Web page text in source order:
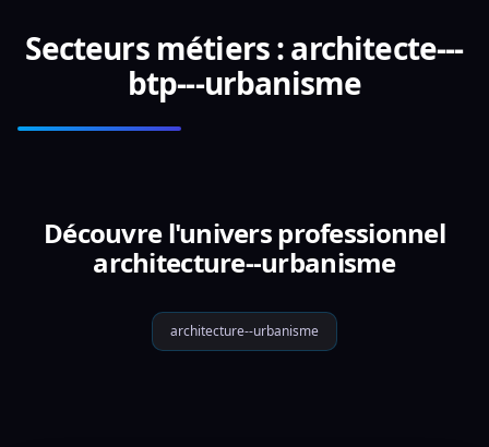
Secteurs métiers : architecte---
btp---urbanisme
Découvre l'univers professionnel
architecture--urbanisme
architecture--urbanisme